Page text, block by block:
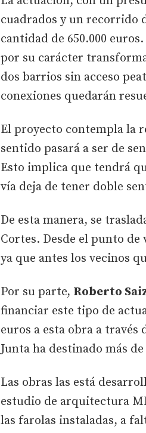
cuadrados y un recorrido
cantidad de 650.000
por su carácter
dos barrios sin acceso
conexiones quedarán
El proyecto contempla la
sentido pasará a ser de
Esto implica que tendrá
vía deja de tener doble
De esta manera, se
Cortes. Desde el punto de
ya que antes los vecinos
Por su parte, Roberto
financiar este tipo de
euros a esta obra a
Junta ha destinado más
Las obras las está
estudio de arquitectura
las farolas instaladas, a